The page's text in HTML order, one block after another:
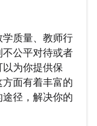
质量、教师行
公平对待或者
为你提供保
面有着丰富的
径，解决你的